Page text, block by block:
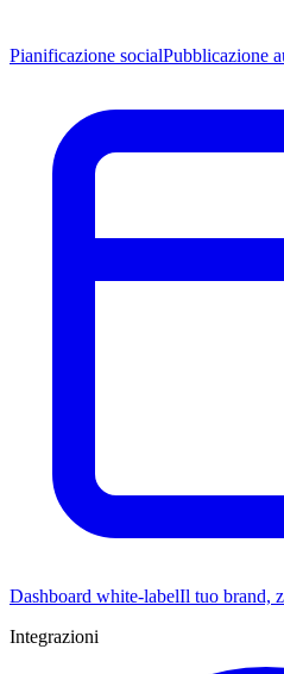
Pianificazione socialPubblicazione
Dashboard white-labelIl tuo brand,
Integrazioni